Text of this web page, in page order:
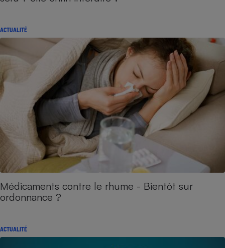
ACTUALITÉ
Médicaments contre le rhume - Bientôt sur
ordonnance ?
ACTUALITÉ